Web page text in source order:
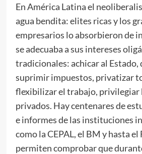
En América Latina el
agua bendita: elites ricas y los
empresarios lo absorbieron de
se adecuaba a sus intereses
tradicionales: achicar al
suprimir impuestos, privatizar
flexibilizar el trabajo, privilegiar
privados. Hay centenares de
e informes de las instituciones
como la CEPAL, el BM y hasta el
permiten comprobar que